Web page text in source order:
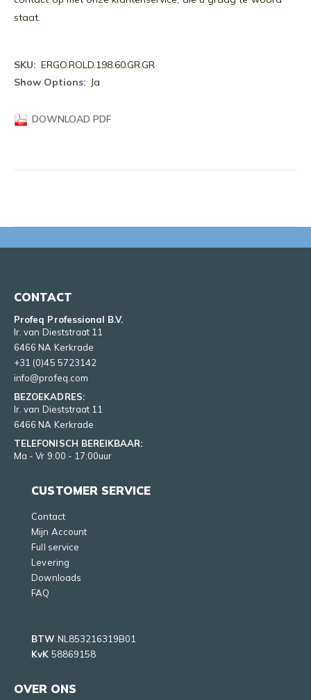
staat.
Meer
informatie
ERGO.ROLD.198.60.GR.GR
Ja
DOWNLOAD PDF
CONTACT
Profeq Professional B.V.
Ir. van Dieststraat 11
6466 NA Kerkrade
+31 (0)45 5723142
info@profeq.com
BEZOEKADRES:
Ir. van Dieststraat 11
6466 NA Kerkrade
TELEFONISCH BEREIKBAAR:
Ma - Vr 9:00 - 17:00uur
CUSTOMER SERVICE
Contact
Mijn Account
Full service
Levering
Downloads
FAQ
BTW NL853216319B01
KvK 58869158
OVER ONS